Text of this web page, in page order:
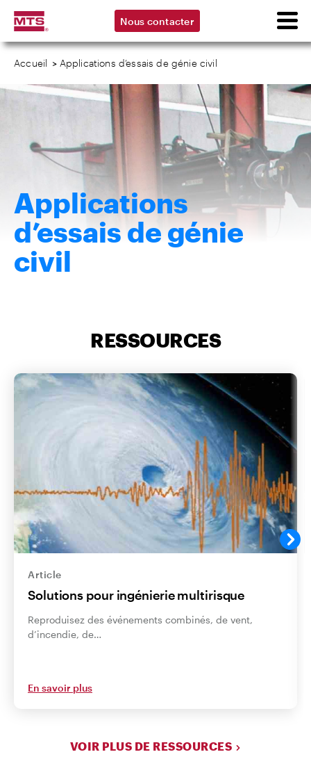
Nous contacter
Accueil > Applications d’essais de génie civil
Applications
d’essais de génie
civil
RESSOURCES
Article
Solutions pour ingénierie multirisque
Reproduisez des événements combinés, de vent,
d’incendie, de…
En savoir plus
VOIR PLUS DE RESSOURCES